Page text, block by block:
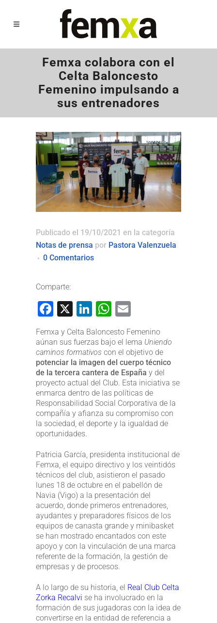
Femxa colabora con el
Celta Baloncesto
Femenino impulsando a
sus entrenadores
Publicado el 19/10/2021 en la categoría
Notas de prensa por Pastora Valenzuela
0 Comentarios
Comparte:
Facebook
X LinkedIn
WhatsApp
Femxa y Celta Baloncesto Femenino
aúnan sus fuerzas bajo el lema Uniendo
caminos formativos con el objetivo de
potenciar la imagen del cuerpo técnico
de la tercera cantera de España y del
proyecto actual del Club. Esta iniciativa se
enmarca dentro de las políticas de
Responsabilidad Social Corporativa de la
compañía y afianza su compromiso con
la sociedad, el deporte y la igualdad de
oportunidades.
Patricia García, presidenta institucional de
Femxa, el equipo directivo y los veintidós
técnicos del club, asistieron el pasado
lunes 18 de octubre en el pabellón de
Navia (Vigo) a la presentación del
acuerdo, donde primeros entrenadores,
ayudantes y preparadores físicos de los
equipos de canasta grande y minibasket
se han mostrado encantados con este
apoyo y con la vinculación de una marca
referente de la formación, la gestión de
empresas y de procesos.
A lo largo de su historia, el Real Club Celta
Zorka Recalvi se ha involucrado en la
formación de sus jugadoras con la idea de
convertirse en la entidad de referencia a